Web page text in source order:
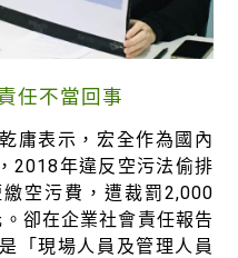
任不當回事
庸表示，宏全作為國內
2018年違反空污法偷排
空污費，遭裁罰2,000
卻在企業社會責任報告
「現場人員及管理人員